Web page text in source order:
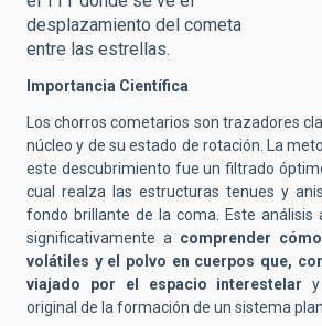
desplazamiento del cometa
entre las estrellas.
Importancia Científica
Los chorros cometarios son trazadores
núcleo y de su estado de rotación. La
este descubrimiento fue un filtrado
cual realza las estructuras tenues y
fondo brillante de la coma. Este análisis
significativamente a comprender
volátiles y el polvo en cuerpos que,
viajado por el espacio interestelar
original de la formación de un sistema